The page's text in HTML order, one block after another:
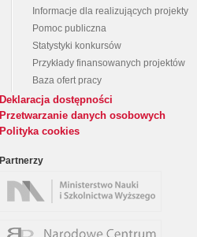
Informacje dla realizujących projekty
Pomoc publiczna
Statystyki konkursów
Przykłady finansowanych projektów
Baza ofert pracy
Deklaracja dostępności
Przetwarzanie danych osobowych
Polityka cookies
Partnerzy